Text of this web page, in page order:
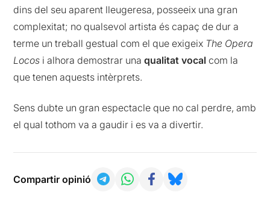
dins del seu aparent lleugeresa, posseeix una gran
complexitat; no qualsevol artista és capaç de dur a
terme un treball gestual com el que exigeix The Opera
Locos i alhora demostrar una qualitat vocal com la
que tenen aquests intèrprets.
Sens dubte un gran espectacle que no cal perdre, amb
el qual tothom va a gaudir i es va a divertir.
Compartir opinió